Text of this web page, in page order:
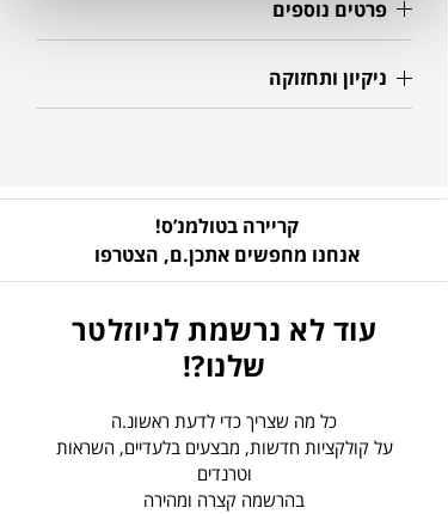
פרטים נוספים
ניקיון ותחזוקה
קריירה בטולמנ’ס!
אנחנו מחפשים אתכן.ם, הצטרפו
עוד לא נרשמת לניוזלטר
שלנו?!
כל מה שצריך כדי לדעת ראשונ.ה
על קולקציות חדשות, מבצעים בלעדיים, השראות
וטרנדים
בהרשמה קצרה ומהירה